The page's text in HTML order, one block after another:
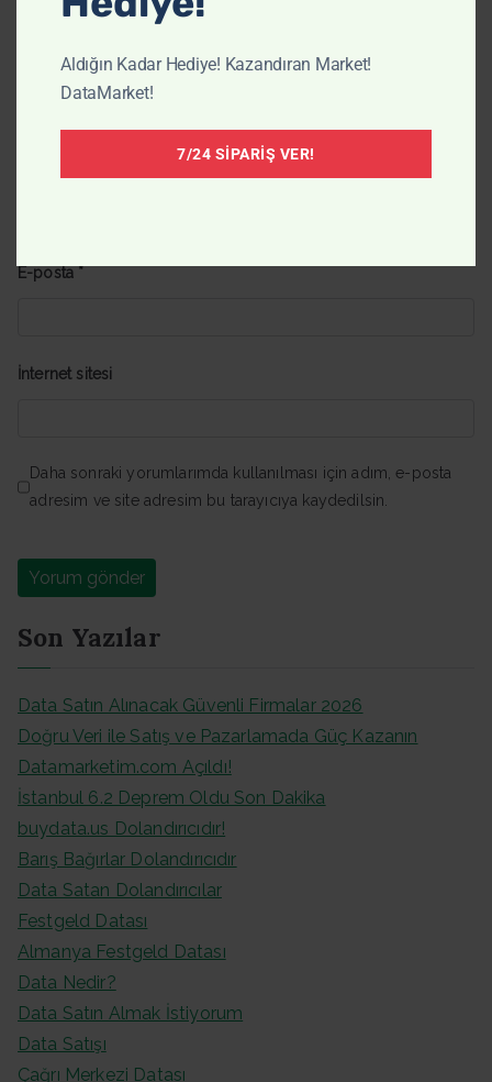
E-posta*
İnternet sitesi
Daha sonraki yorumlarımda kullanılması için adım, e-posta
adresim ve site adresim bu tarayıcıya kaydedilsin.
Son Yazılar
Data Satın Alınacak Güvenli Firmalar 2026
Doğru Veri ile Satış ve Pazarlamada Güç Kazanın
Datamarketim.com Açıldı!
İstanbul 6.2 Deprem Oldu Son Dakika
buydata.us Dolandırıcıdır!
Barış Bağırlar Dolandırıcıdır
Data Satan Dolandırıcılar
Festgeld Datası
Almanya Festgeld Datası
Data Nedir?
Data Satın Almak İstiyorum
Data Satışı
Çağrı Merkezi Datası
Aldığın Kadar Hediye! Kazandıran Market!
DataMarket!
7/24 SIPARIŞ VER!